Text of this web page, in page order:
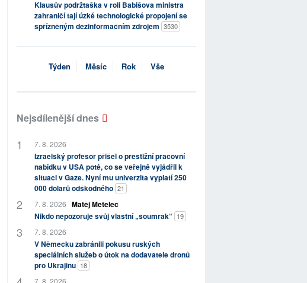
Klausův podržtaška v roli Babišova ministra
zahraničí tají úzké technologické propojení se
spřízněným dezinformačním zdrojem 3530
Týden Měsíc Rok Vše
Nejsdílenější dnes
7. 8. 2026
Izraelský profesor přišel o prestižní pracovní
nabídku v USA poté, co se veřejně vyjádřil k
situaci v Gaze. Nyní mu univerzita vyplatí 250
000 dolarů odškodného 21
7. 8. 2026 Matěj Metelec
Nikdo nepozoruje svůj vlastní „soumrak“ 19
7. 8. 2026
V Německu zabránili pokusu ruských
speciálních služeb o útok na dodavatele dronů
pro Ukrajinu 18